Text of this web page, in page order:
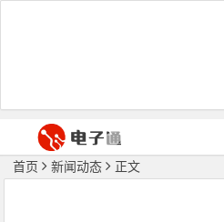
首页 新闻动态 正文